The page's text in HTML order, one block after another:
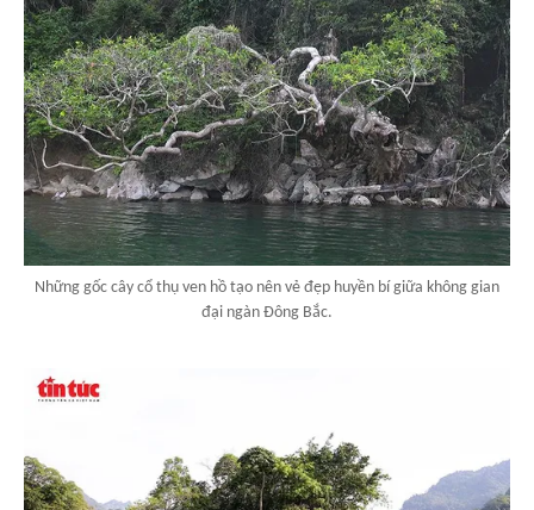
Những gốc cây cổ thụ ven hồ tạo nên vẻ đẹp huyền bí giữa không gian
đại ngàn Đông Bắc.